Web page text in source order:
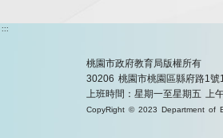
:::
桃園市政府教育局版權所有
30206 桃園市桃園區縣府路1
上班時間：星期一至星期五
CopyRight © 2023 Department of